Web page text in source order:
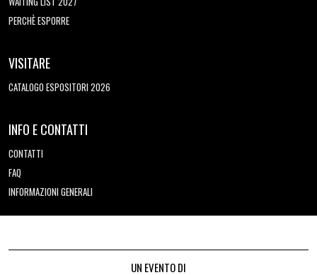
PERCHÈ ESPORRE
VISITARE
CATALOGO ESPOSITORI 2026
INFO E CONTATTI
CONTATTI
FAQ
INFORMAZIONI GENERALI
UN EVENTO DI